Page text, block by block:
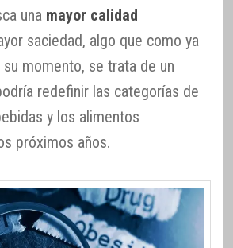
una mayor calidad
saciedad, algo que como ya
momento, se trata de un
redefinir las categorías de
y los alimentos
próximos años.